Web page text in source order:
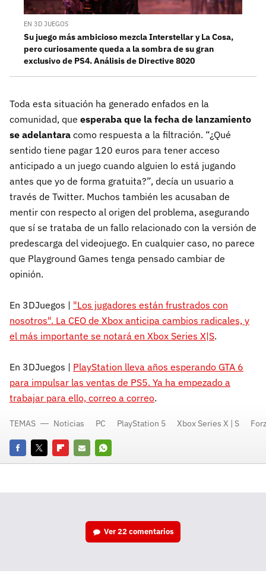
EN 3D JUEGOS
Su juego más ambicioso mezcla Interstellar y La Cosa,
pero curiosamente queda a la sombra de su gran
exclusivo de PS4. Análisis de Directive 8020
Toda esta situación ha generado enfados en la
comunidad, que esperaba que la fecha de lanzamiento
se adelantara como respuesta a la filtración. “¿Qué
sentido tiene pagar 120 euros para tener acceso
anticipado a un juego cuando alguien lo está jugando
antes que yo de forma gratuita?”, decía un usuario a
través de Twitter. Muchos también les acusaban de
mentir con respecto al origen del problema, asegurando
que sí se trataba de un fallo relacionado con la versión de
predescarga del videojuego. En cualquier caso, no parece
que Playground Games tenga pensado cambiar de
opinión.
En 3DJuegos | "Los jugadores están frustrados con
nosotros". La CEO de Xbox anticipa cambios radicales, y
el más importante se notará en Xbox Series X|S.
En 3DJuegos | PlayStation lleva años esperando GTA 6
para impulsar las ventas de PS5. Ya ha empezado a
trabajar para ello, correo a correo.
FacebookTwitterFlipboard
E-
Whatsapp
TEMAS Noticias PC PlayStation 5 Xbox Series X | S
Ver22 comentarios